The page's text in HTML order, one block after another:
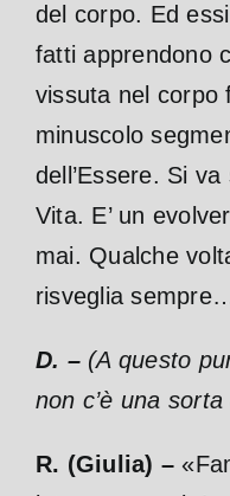
del corpo. Ed
fatti apprendono
vissuta nel corpo
minuscolo
dell’Essere. Si
Vita. E’ un
mai. Qualche
risveglia
D. – (A questo
non c’è una sorta
R. (Giulia) –